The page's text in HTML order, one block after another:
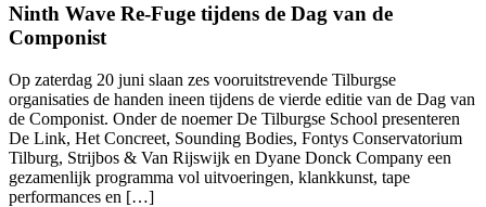
Ninth Wave Re-Fuge tijdens de Dag van de
Componist
Op zaterdag 20 juni slaan zes vooruitstrevende Tilburgse
organisaties de handen ineen tijdens de vierde editie van de Dag van
de Componist. Onder de noemer De Tilburgse School presenteren
De Link, Het Concreet, Sounding Bodies, Fontys Conservatorium
Tilburg, Strijbos & Van Rijswijk en Dyane Donck Company een
gezamenlijk programma vol uitvoeringen, klankkunst, tape
performances en […]